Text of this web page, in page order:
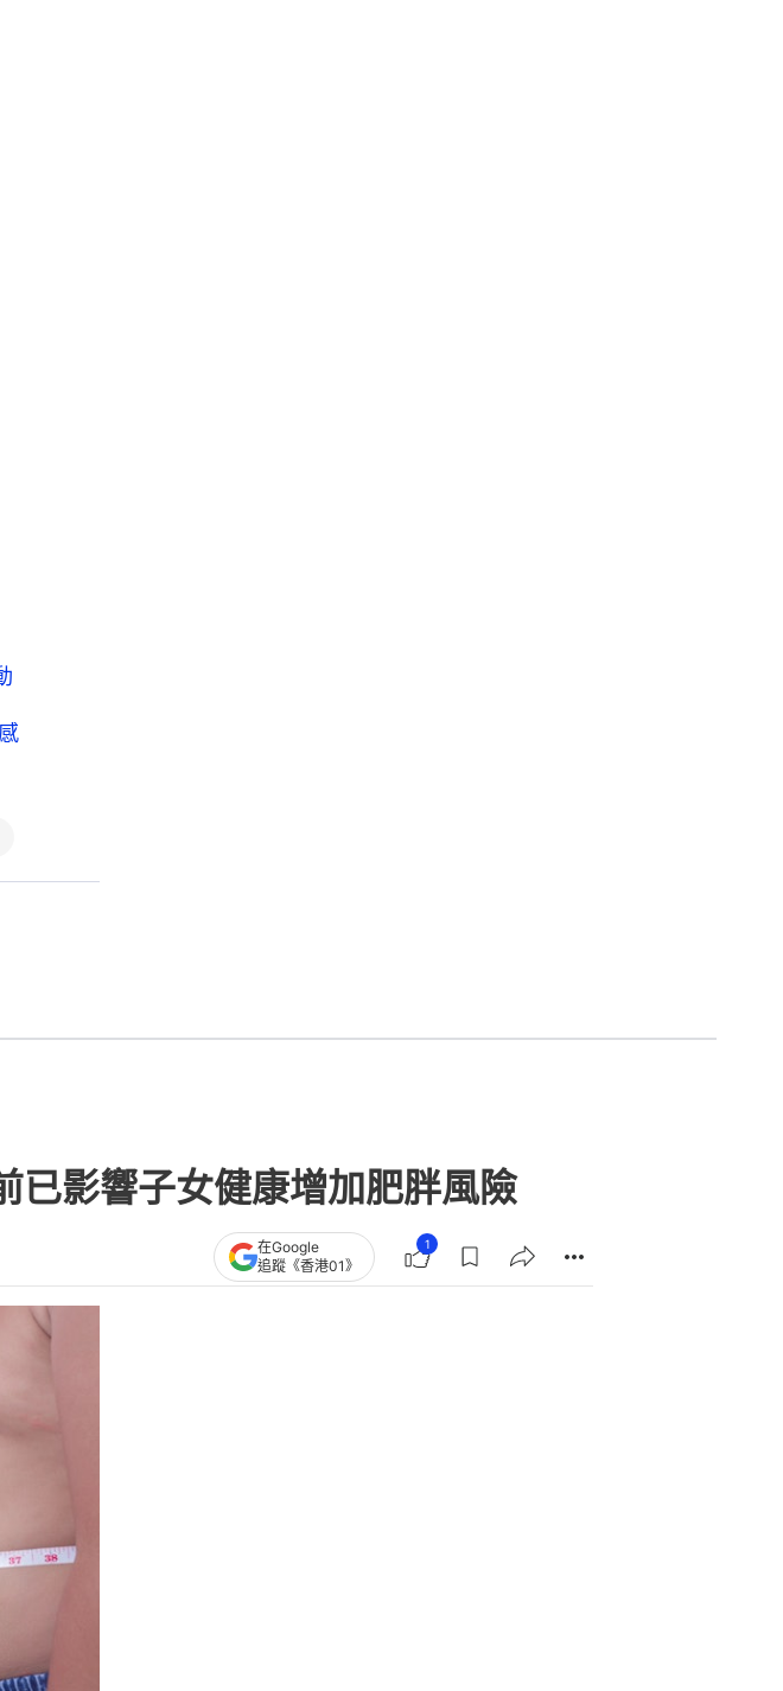
影響子女健康增加肥胖風險
在Google
追蹤《香港01》
1